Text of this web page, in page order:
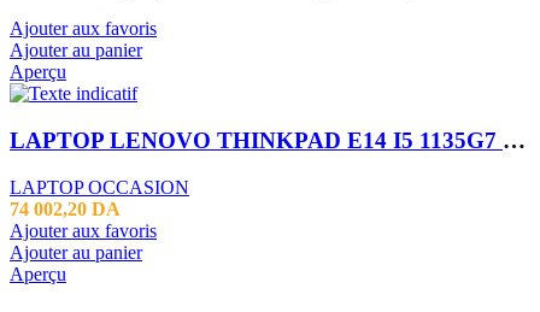
Ajouter aux favoris
Ajouter au panier
Aperçu
LAPTOP LENOVO THINKPAD E14 I5 1135G7 16GB 256SSD 14″
LAPTOP OCCASION
74 002,20 DA
Ajouter aux favoris
Ajouter au panier
Aperçu